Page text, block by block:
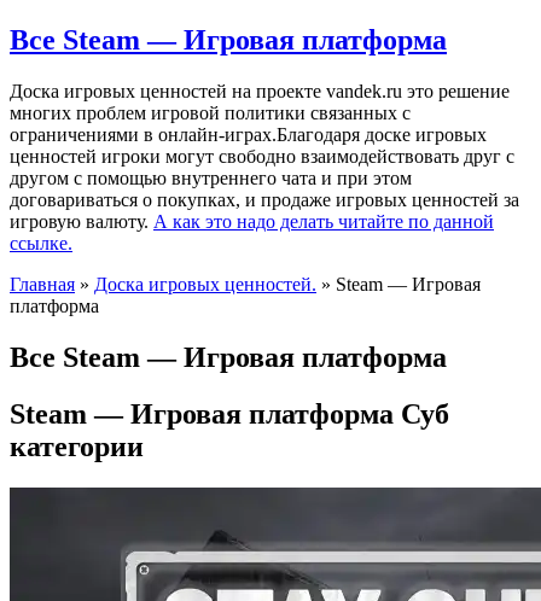
Все Steam — Игровая платформа
Доска игровых ценностей на проекте vandek.ru это решение
многих проблем игровой политики связанных с
ограничениями в онлайн-играх.Благодаря доске игровых
ценностей игроки могут свободно взаимодействовать друг с
другом с помощью внутреннего чата и при этом
договариваться о покупках, и продаже игровых ценностей за
игровую валюту. А как это надо делать читайте по данной
ссылке.
Главная » Доска игровых ценностей. » Steam — Игровая
платформа
Все Steam — Игровая платформа
Steam — Игровая платформа Суб
категории